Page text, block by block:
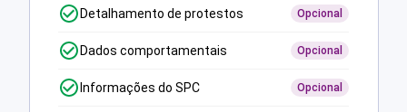
Detalhamento de protestos Opcional
Dados comportamentais Opcional
Informações do SPC Opcional